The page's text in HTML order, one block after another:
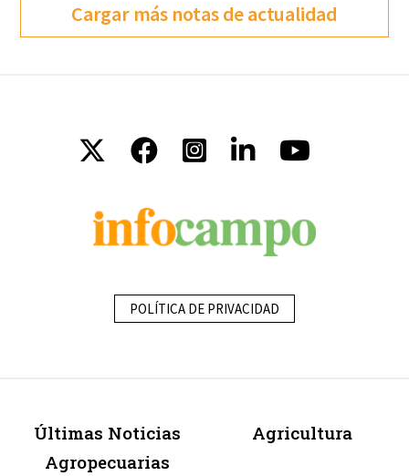
Cargar más notas de actualidad
POLÍTICA DE PRIVACIDAD
Últimas Noticias
Agropecuarias
Agricultura